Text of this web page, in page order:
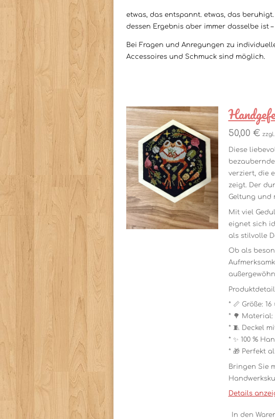
etwas, das entspannt. etwas, das
dessen Ergebnis aber immer dasselbe ist
Bei Fragen und Anregungen zu
Accessoires und Schmuck sind möglich.
50,00 €
Diese
verziert, die
zeigt. Der
Geltung und
Mit viel
eignet sich
als stilvolle
Ob als
* 📏 Größe: 16
* 🌳
* 🧵 Deckel
* ✨ 100 %
* 🎁 Perfekt
Bringen Sie
Details
In den